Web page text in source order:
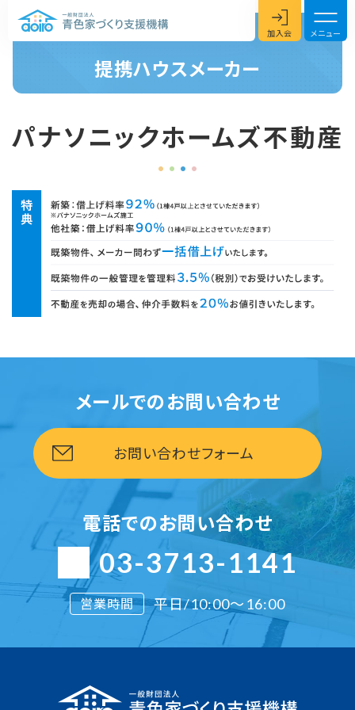
加入会 メニュー
提携ハウスメーカー
パナソニックホームズ不動産
メールでのお問い合わせ
お問い合わせフォーム
電話でのお問い合わせ
03-3713-1141
営業時間 平日/10:00〜16:00